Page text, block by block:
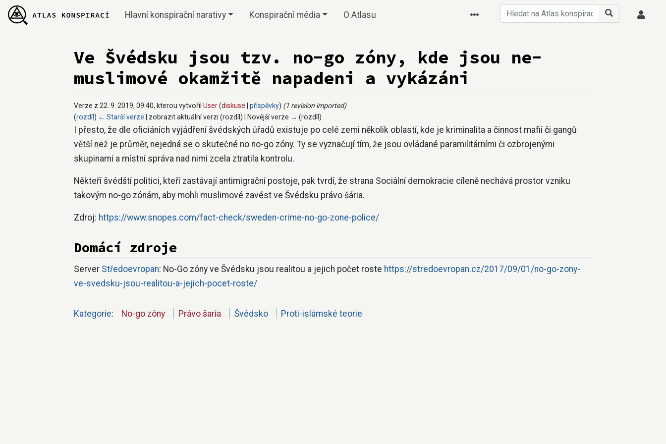
Hlavní konspirační narativy Konspirační média O Atlasu
Ve Švédsku jsou tzv. no-go zóny, kde jsou ne-
muslimové okamžitě napadeni a vykázáni
Verze z 22. 9. 2019, 09:40, kterou vytvořil User(diskuse | příspěvky) (1 revision imported)
(rozdíl) ← Starší verze | zobrazit aktuální verzi (rozdíl) | Novější verze → (rozdíl)
Přejít na: navigace,hledání
I přesto, že dle oficiáních vyjádření švédských úřadů existuje po celé zemi několik oblastí, kde je kriminalita a činnost mafií či gangů
větší než je průměr, nejedná se o skutečné no no-go zóny. Ty se vyznačují tím, že jsou ovládané paramilitárními či ozbrojenými
skupinami a místní správa nad nimi zcela ztratila kontrolu.
Někteří švédští politici, kteří zastávají antimigrační postoje, pak tvrdí, že strana Sociální demokracie cíleně nechává prostor vzniku
takovým no-go zónám, aby mohli muslimové zavést ve Švédsku právo šária.
Zdroj: https://www.snopes.com/fact-check/sweden-crime-no-go-zone-police/
Domácí zdroje
Server Středoevropan: No-Go zóny ve Švédsku jsou realitou a jejich počet roste https://stredoevropan.cz/2017/09/01/no-go-zony-
ve-svedsku-jsou-realitou-a-jejich-pocet-roste/
Kategorie: No-go zóny Právo šaría Švédsko Proti-islámské teorie